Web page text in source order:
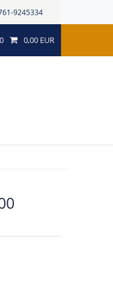
9245334
0 0,00 EUR